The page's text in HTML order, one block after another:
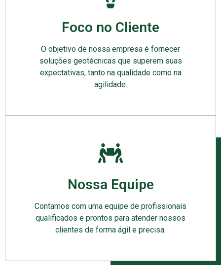
Foco no Cliente
O objetivo de nossa empresa é fornecer
soluções geotécnicas que superem suas
expectativas, tanto na qualidade como na
agilidade.
Nossa Equipe
Contamos com uma equipe de profissionais
qualificados e prontos para atender nossos
clientes de forma ágil e precisa.